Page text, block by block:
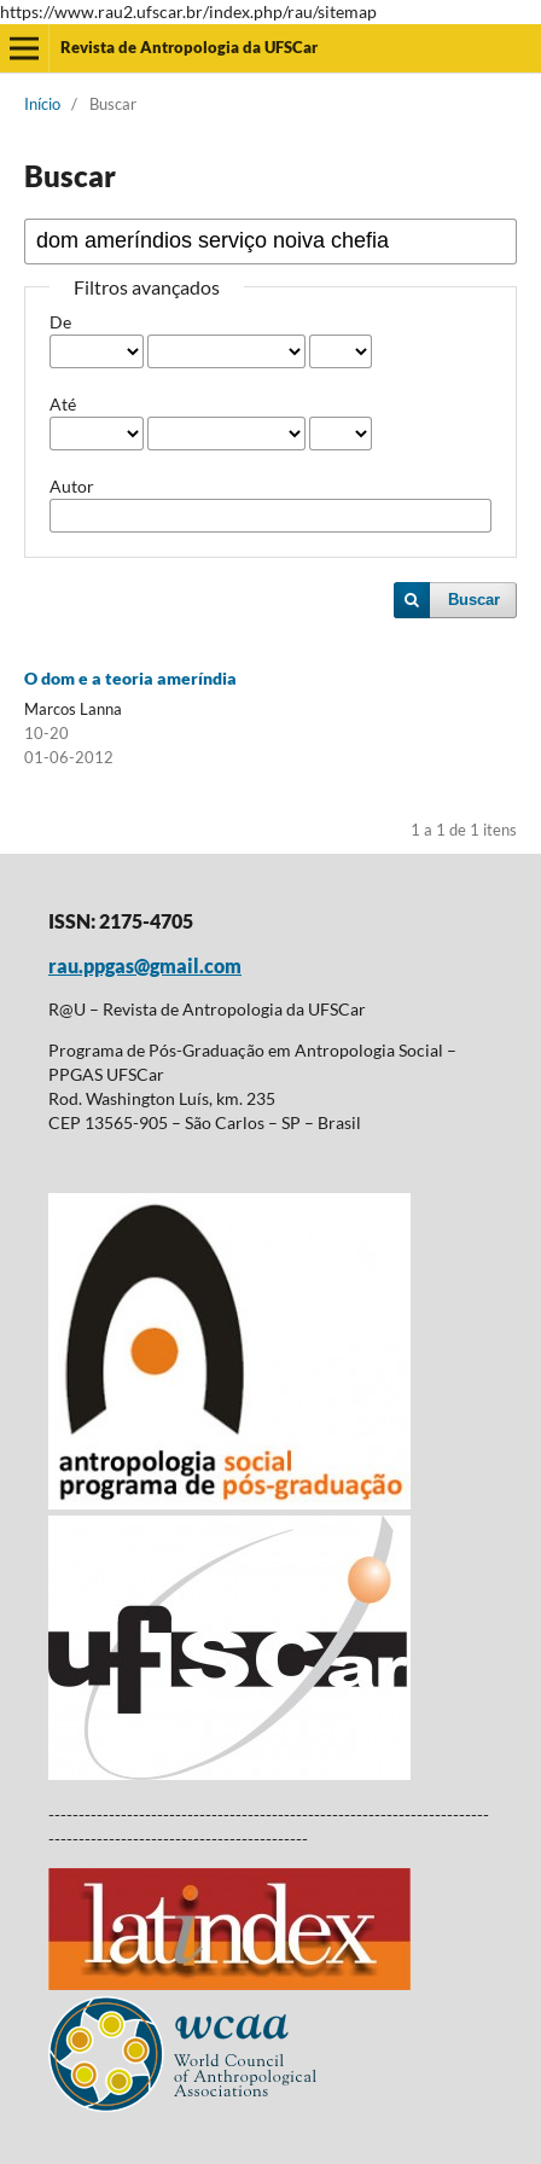
https://www.rau2.ufscar.br/index.php/rau/sitemap
Revista de Antropologia da UFSCar
Início / Buscar
Buscar
Filtros avançados
De
Até
Autor
Buscar
O dom e a teoria ameríndia
Marcos Lanna
10-20
01-06-2012
1 a 1 de 1 itens
ISSN: 2175-4705
rau.ppgas@gmail.com
R@U – Revista de Antropologia da UFSCar
Programa de Pós-Graduação em Antropologia Social –
PPGAS UFSCar
Rod. Washington Luís, km. 235
CEP 13565-905 – São Carlos – SP – Brasil
-------------------------------------------------------------------------
-------------------------------------------